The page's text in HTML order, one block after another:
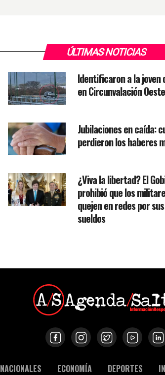
ÚLTIMAS NOTICIAS
Identificaron a la joven
en Circunvalación Oeste
Jubilaciones en caída:
perdieron los haberes
¿Viva la libertad? El
prohibió que los
quejen en redes por
sueldos
NACIONALES ECONOMÍA DEPORTES